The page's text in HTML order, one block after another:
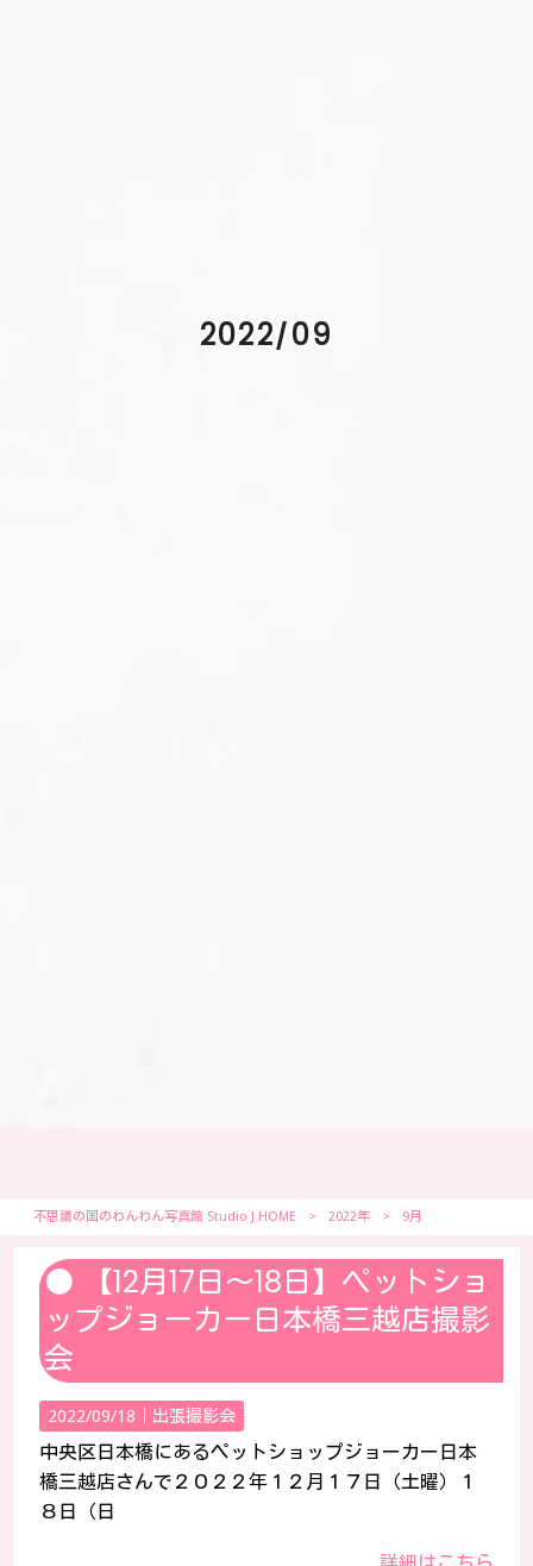
2022/09
不思議の国のわんわん写真館 Studio J HOME > 2022年 > 9月
【12月17日～18日】ペットショ
ップジョーカー日本橋三越店撮影
会
2022/09/18｜ 出張撮影会
中央区日本橋にあるペットショップジョーカー日本
橋三越店さんで２０２２年１２月１７日（土曜）１
８日（日